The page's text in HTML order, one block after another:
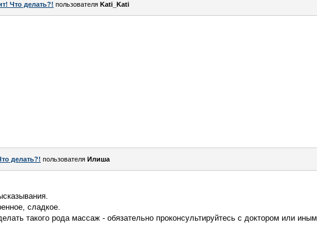
Что делать?! пользователя Kati_Kati
делать?! пользователя Илиша
сладкое.
такого рода массаж - обязательно проконсультируйтесь с доктором или иным